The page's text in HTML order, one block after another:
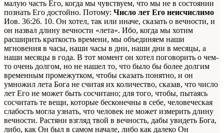
малую часть Его, когда мы чувствуем, что мы не в состоянии
познать Его достойно. Потому: Число лет Его неисчислимо
Иов. 36:26. 10. Он хотел, так или иначе, сказать о вечности, и
он назвал длину вечности «лета». Ибо, когда мы хотим
расширить краткость времени, мы объединяем наши
мгновения в часы, наши часы в дни, наши дни в месяцы, а
наши месяцы в года. В тот момент он хотел поговорить о чем-
то очень долгом, но не нашел то, что было бы более долгим
временным промежутком, чтобы сказать понятно, и он
умножил лета Бога не считая их количество, сказав, что число
лет Его не может быть сосчитано; для того, чтобы, пытаясь
сосчитать те вещи, которые бесконечны в себе, человеческая
слабость могла узнать, что человек не может измерить длину
вечности. Растяни взгляд твой в вечность, дабы увидеть Бога,
либо, как Он был в самом начале, либо как далеко Он